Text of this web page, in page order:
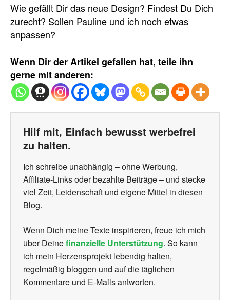
Wie gefällt Dir das neue Design? Findest Du Dich
zurecht? Sollen Pauline und ich noch etwas
anpassen?
Wenn Dir der Artikel gefallen hat, teile ihn
gerne mit anderen:
Hilf mit, Einfach bewusst werbefrei
zu halten.
Ich schreibe unabhängig – ohne Werbung,
Affiliate-Links oder bezahlte Beiträge – und stecke
viel Zeit, Leidenschaft und eigene Mittel in diesen
Blog.
Wenn Dich meine Texte inspirieren, freue ich mich
über Deinefinanzielle Unterstützung. So kann
ich mein Herzensprojekt lebendig halten,
regelmäßig bloggen und auf die täglichen
Kommentare und E-Mails antworten.